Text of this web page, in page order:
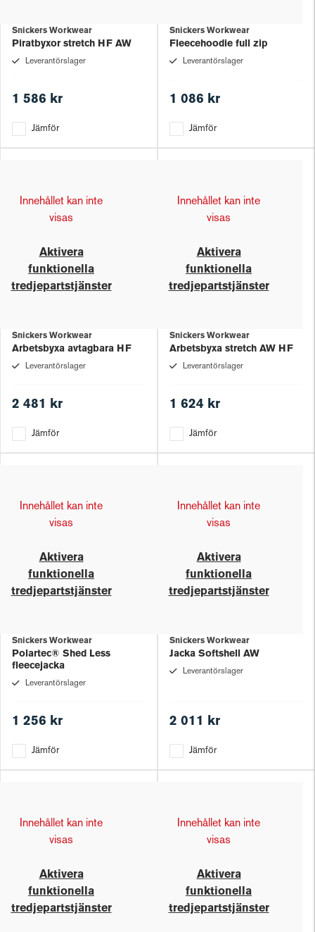
Snickers Workwear
Piratbyxor stretch HF AW
Leverantörslager
1 586 kr
Jämför
Snickers Workwear
Fleecehoodie full zip
Leverantörslager
1 086 kr
Jämför
Innehållet kan inte
visas
Aktivera
funktionella
tredjepartstjänster
Snickers Workwear
Arbetsbyxa avtagbara HF
Leverantörslager
2 481 kr
Jämför
Innehållet kan inte
visas
Aktivera
funktionella
tredjepartstjänster
Snickers Workwear
Arbetsbyxa stretch AW HF
Leverantörslager
1 624 kr
Jämför
Innehållet kan inte
visas
Aktivera
funktionella
tredjepartstjänster
Snickers Workwear
Polartec® Shed Less
fleecejacka
Leverantörslager
1 256 kr
Jämför
Innehållet kan inte
visas
Aktivera
funktionella
tredjepartstjänster
Snickers Workwear
Jacka Softshell AW
Leverantörslager
2 011 kr
Jämför
Innehållet kan inte
visas
Aktivera
funktionella
tredjepartstjänster
Innehållet kan inte
visas
Aktivera
funktionella
tredjepartstjänster